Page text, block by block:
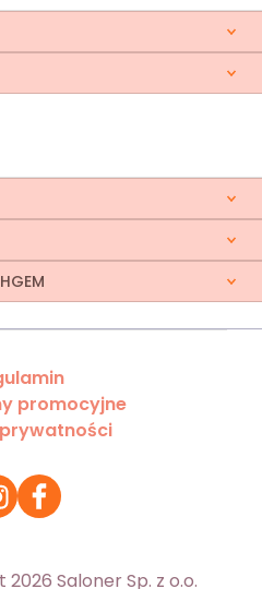
promocyjne
Saloner Sp. z o.o.